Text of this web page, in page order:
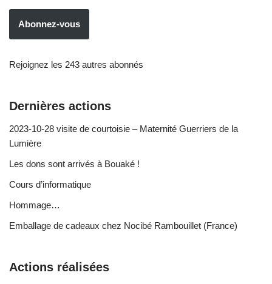
Abonnez-vous
Rejoignez les 243 autres abonnés
Dernières actions
2023-10-28 visite de courtoisie – Maternité Guerriers de la
Lumière
Les dons sont arrivés à Bouaké !
Cours d’informatique
Hommage…
Emballage de cadeaux chez Nocibé Rambouillet (France)
Actions réalisées